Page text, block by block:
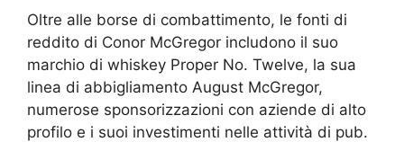
Oltre alle borse di combattimento, le fonti di
reddito di Conor McGregor includono il suo
marchio di whiskey Proper No. Twelve, la sua
linea di abbigliamento August McGregor,
numerose sponsorizzazioni con aziende di alto
profilo e i suoi investimenti nelle attività di pub.